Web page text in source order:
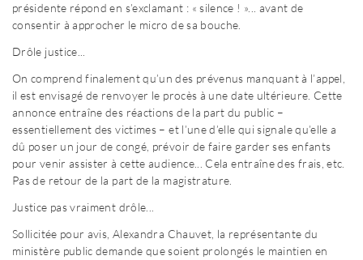
présidente répond en s’exclamant : « silence ! »... avant de
consentir à approcher le micro de sa bouche.
Drôle justice...
On comprend finalement qu’un des prévenus manquant à l’appel,
il est envisagé de renvoyer le procès à une date ultérieure. Cette
annonce entraîne des réactions de la part du public –
essentiellement des victimes – et l’une d’elle qui signale qu’elle a
dû poser un jour de congé, prévoir de faire garder ses enfants
pour venir assister à cette audience... Cela entraîne des frais, etc.
Pas de retour de la part de la magistrature.
Justice pas vraiment drôle...
Sollicitée pour avis, Alexandra Chauvet, la représentante du
ministère public demande que soient prolongés le maintien en